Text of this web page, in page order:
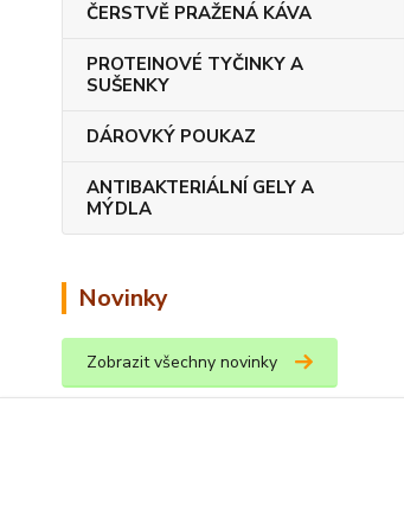
ČERSTVĚ PRAŽENÁ KÁVA
PROTEINOVÉ TYČINKY A
SUŠENKY
DÁROVKÝ POUKAZ
ANTIBAKTERIÁLNÍ GELY A
MÝDLA
Novinky
Zobrazit všechny novinky